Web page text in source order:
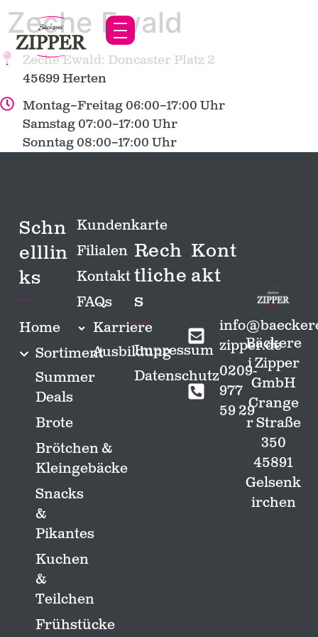
Zeche Ewald
Zeche Ewald: Doncaster Platz 2
45699 Herten
Montag–Freitag 06:00–17:00 Uhr
Samstag 07:00–17:00 Uhr
Sonntag 08:00–17:00 Uhr
Bäckere
i Zipper
GmbH
Crange
r Straße
350
45891
Gelsenk
irchen
Schn
elllin
ks
Home
Sortiment
Summer
Deals
Brote
Brötchen &
Kleingebäcke
Snacks
&
Pikantes
Kuchen
&
Teilchen
Frühstücke
Kundenkarte
Filialen
Kontakt
FAQs
Karriere
Ausbildung
Rech
tliche
s
Impressum
Datenschutz
Kont
akt
zipper.de
0209-
977
59 29